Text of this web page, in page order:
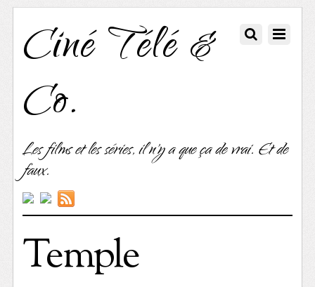
Ciné Télé &
Co.
Les films et les séries, il n'y a que ça de vrai. Et de
faux.
Temple